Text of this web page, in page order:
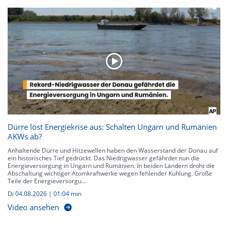
Dürre löst Energiekrise aus: Schalten Ungarn und Rumänien
AKWs ab?
Anhaltende Dürre und Hitzewellen haben den Wasserstand der Donau auf
ein historisches Tief gedrückt. Das Niedrigwasser gefährdet nun die
Energieversorgung in Ungarn und Rumänien. In beiden Ländern droht die
Abschaltung wichtiger Atomkraftwerke wegen fehlender Kühlung. Große
Teile der Energieversorgu...
Di 04.08.2026 | 01:04 min
Video ansehen